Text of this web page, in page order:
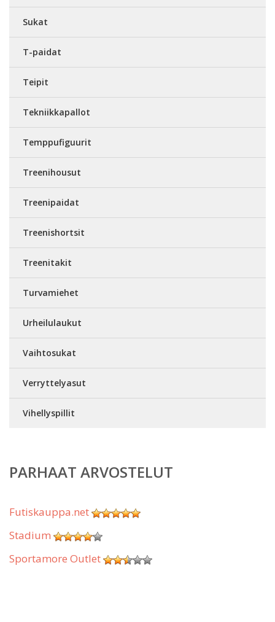
Sukat
T-paidat
Teipit
Tekniikkapallot
Temppufiguurit
Treenihousut
Treenipaidat
Treenishortsit
Treenitakit
Turvamiehet
Urheilulaukut
Vaihtosukat
Verryttelyasut
Vihellyspillit
PARHAAT ARVOSTELUT
Futiskauppa.net
Stadium
Sportamore Outlet